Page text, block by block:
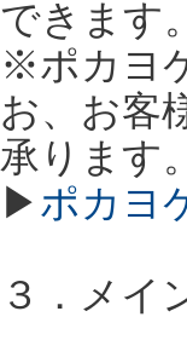
できます
※ポカヨ
お、お客
承ります
▶ポカヨ
３．メイ